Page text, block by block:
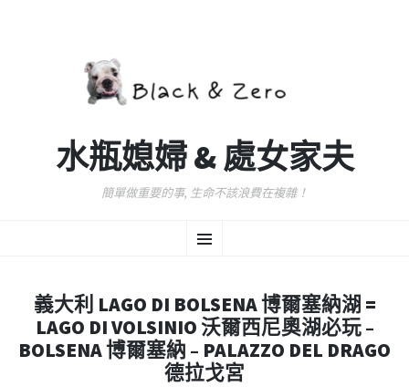
水瓶媳婦 & 處女家夫
簡單做重要的事, 生命不該浪費在複雜！
選
至
容
義大利 LAGO DI BOLSENA 博爾塞納湖 =
LAGO DI VOLSINIO 沃爾西尼奧湖必玩 –
BOLSENA 博爾塞納 – PALAZZO DEL DRAGO
德拉戈宮